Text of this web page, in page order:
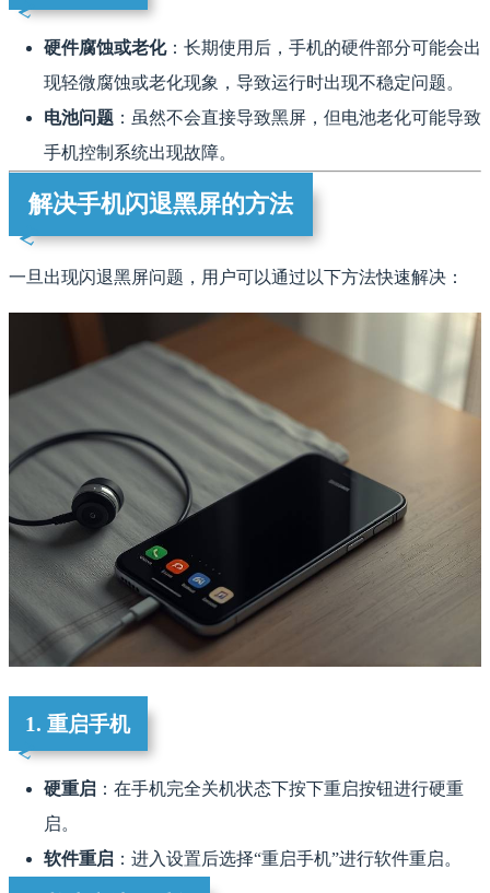
硬件腐蚀或老化：长期使用后，手机的硬件部分可能会出
现轻微腐蚀或老化现象，导致运行时出现不稳定问题。
电池问题 ：虽然不会直接导致黑屏，但电池老化可能导致
手机控制系统出现故障。
解决手机闪退黑屏的方法
一旦出现闪退黑屏问题，用户可以通过以下方法快速解决：
1. 重启手机
硬重启 ：在手机完全关机状态下按下重启按钮进行硬重
启。
软件重启 ：进入设置后选择“重启手机”进行软件重启。